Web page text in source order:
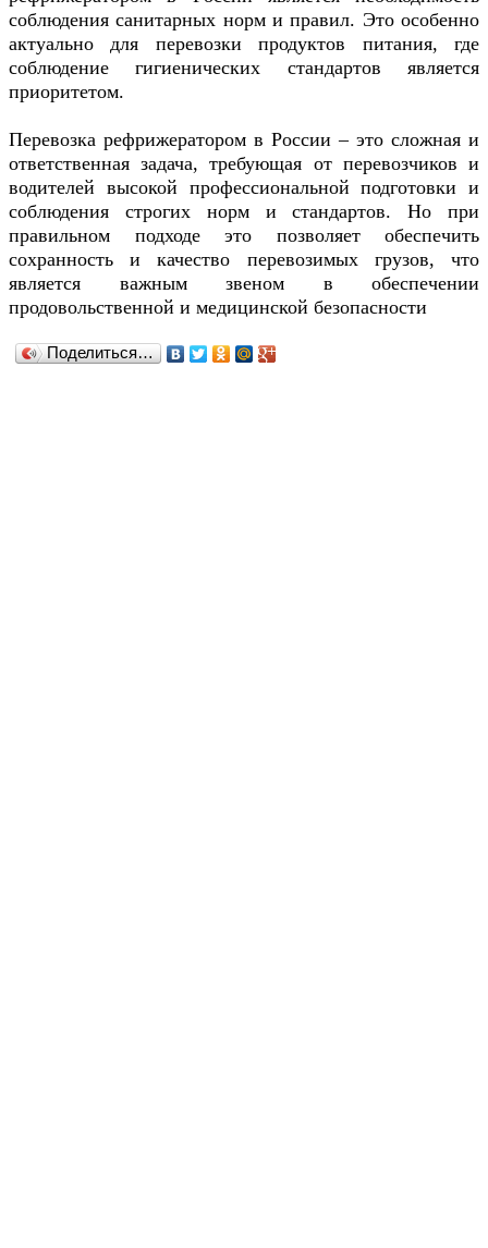
соблюдения санитарных норм и правил. Это особенно
актуально для перевозки продуктов питания, где
соблюдение гигиенических стандартов является
приоритетом.
Перевозка рефрижератором в России – это сложная и
ответственная задача, требующая от перевозчиков и
водителей высокой профессиональной подготовки и
соблюдения строгих норм и стандартов. Но при
правильном подходе это позволяет обеспечить
сохранность и качество перевозимых грузов, что
является важным звеном в обеспечении
продовольственной и медицинской безопасности
Поделиться…